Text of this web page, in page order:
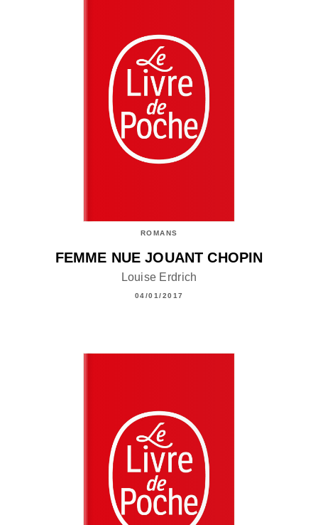
ROMANS
FEMME NUE JOUANT CHOPIN
Louise Erdrich
04/01/2017